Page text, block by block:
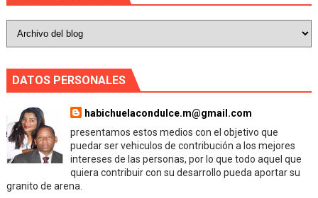
DATOS PERSONALES
habichuelacondulce.m@gmail.com
presentamos estos medios con el objetivo que
puedar ser vehiculos de contribución a los mejores
intereses de las personas, por lo que todo aquel que
quiera contribuir con su desarrollo pueda aportar su
granito de arena.